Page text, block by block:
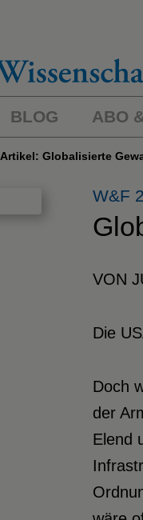
BLOG ABO
Artikel: Globalisierte
W&F
VON
Die
Doch
der
Elend